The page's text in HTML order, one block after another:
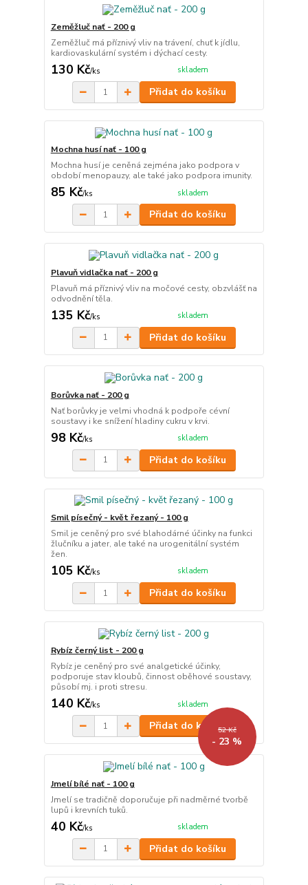
Zeměžluč nať - 200 g
Zeměžluč má příznivý vliv na trávení, chuť k jídlu,
kardiovaskulární systém i dýchací cesty.
130 Kč/ks skladem
Přidat do košíku
Mochna husí nať - 100 g
Mochna husí je ceněná zejména jako podpora v
období menopauzy, ale také jako podpora imunity.
85 Kč/ks skladem
Přidat do košíku
Plavuň vidlačka nať - 200 g
Plavuň má příznivý vliv na močové cesty, obzvlášť na
odvodnění těla.
135 Kč/ks skladem
Přidat do košíku
Borůvka nať - 200 g
Nať borůvky je velmi vhodná k podpoře cévní
soustavy i ke snížení hladiny cukru v krvi.
98 Kč/ks skladem
Přidat do košíku
Smil písečný - květ řezaný - 100 g
Smil je ceněný pro své blahodárné účinky na funkci
žlučníku a jater, ale také na urogenitální systém
žen.
105 Kč/ks skladem
Přidat do košíku
Rybíz černý list - 200 g
Rybíz je ceněný pro své analgetické účinky,
podporuje stav kloubů, činnost oběhové soustavy,
působí mj. i proti stresu.
140 Kč/ks skladem
Přidat do košíku52 Kč
- 23 %
Jmelí bílé nať - 100 g
Jmelí se tradičně doporučuje při nadměrné tvorbě
lupů i krevních tuků.
40 Kč/ks skladem
Přidat do košíku